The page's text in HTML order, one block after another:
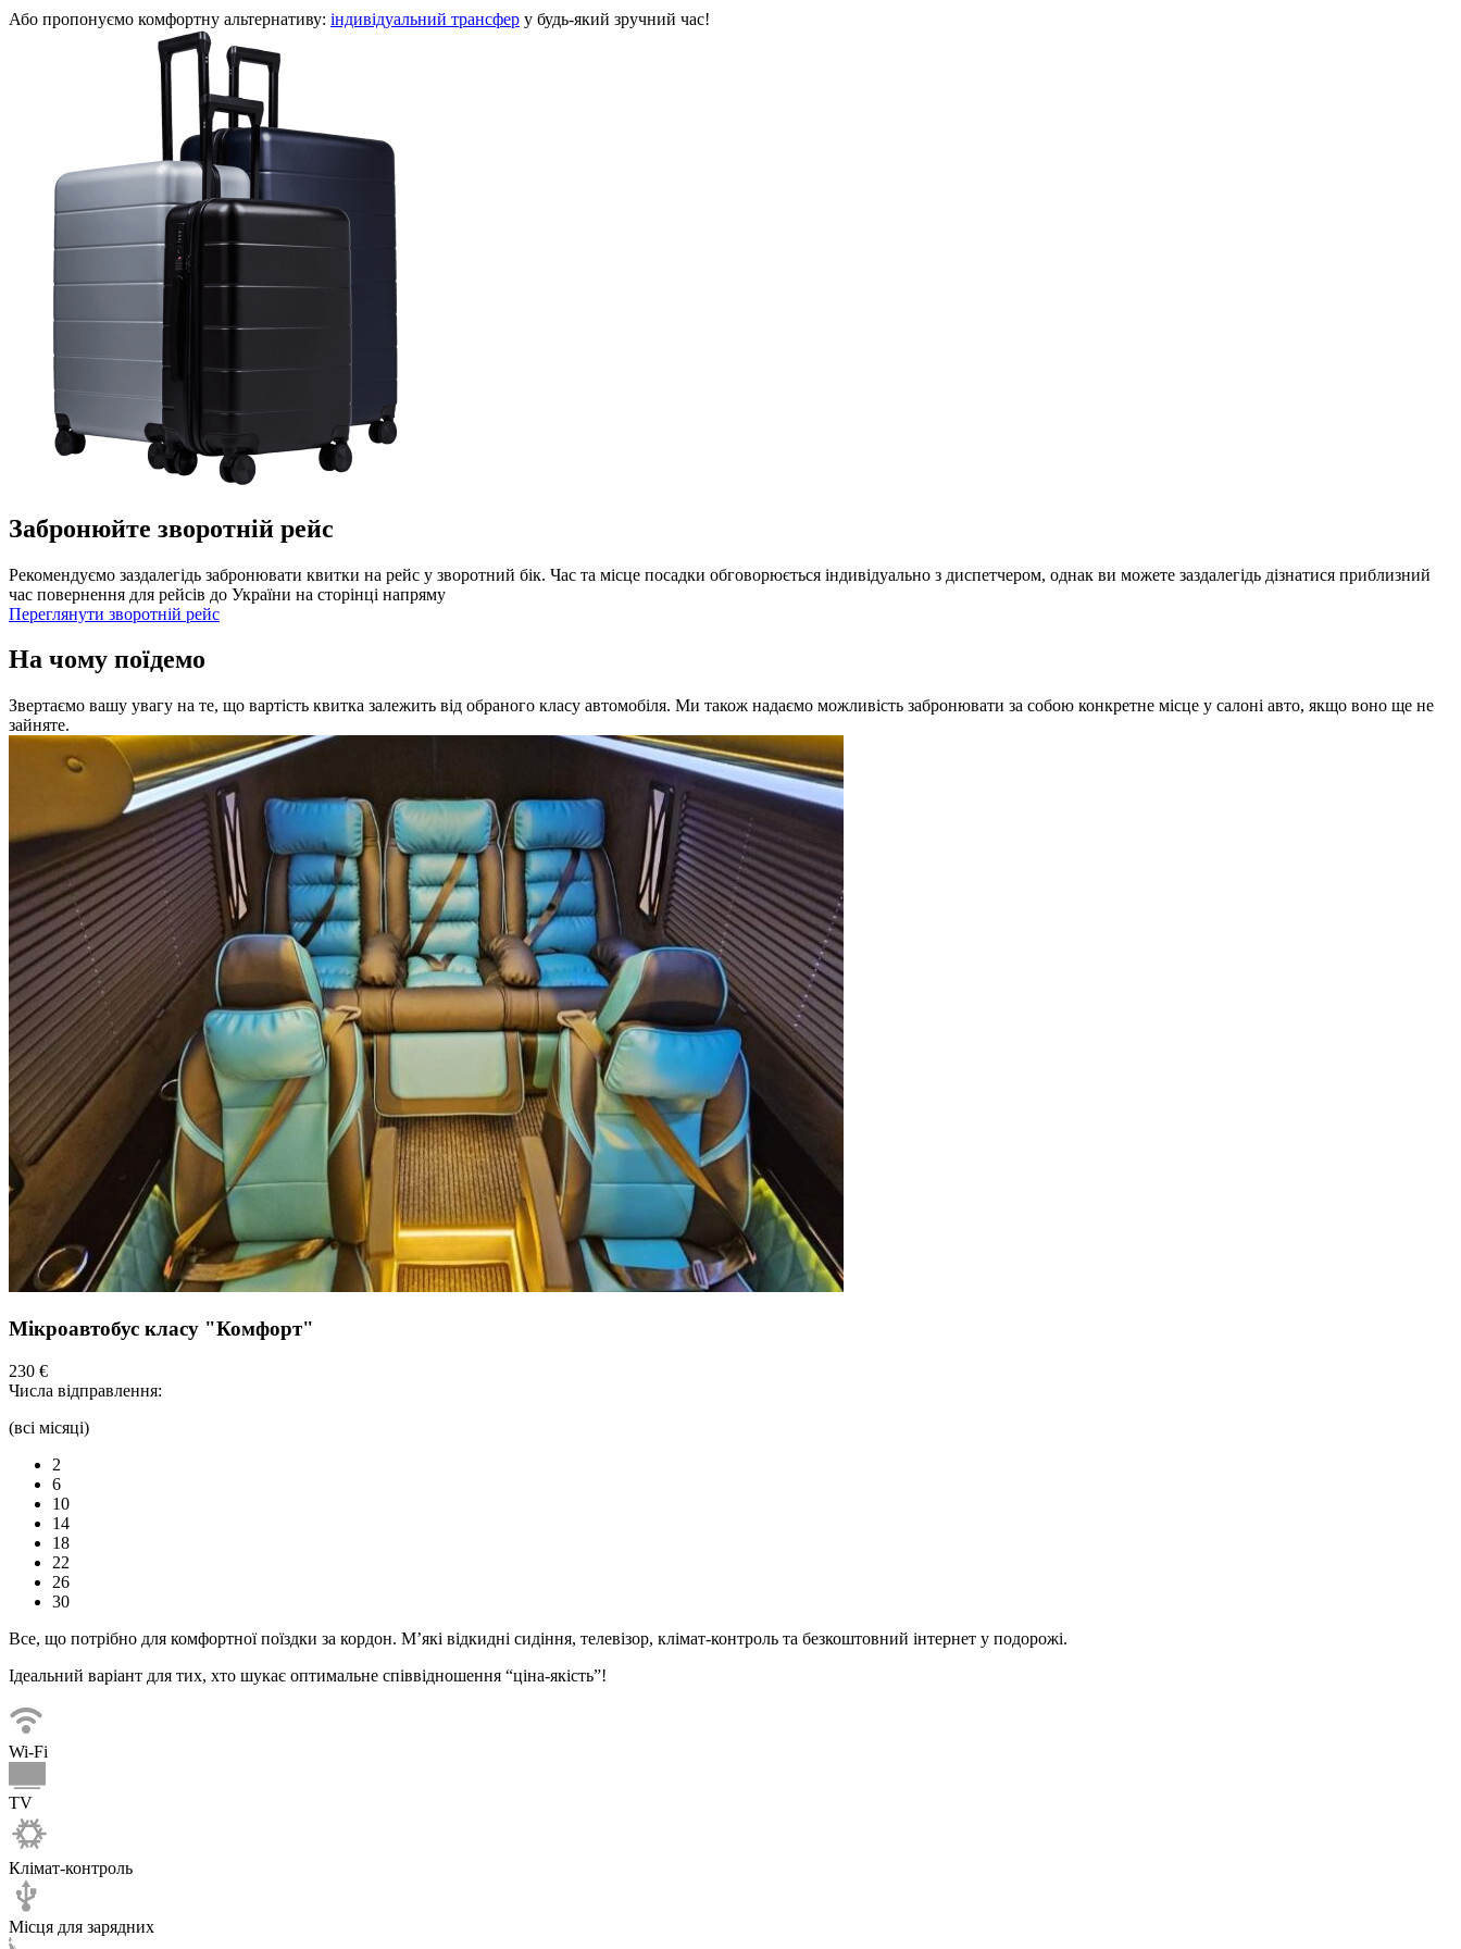
Або пропонуємо комфортну альтернативу: індивідуальний трансфер у будь-який зручний час!
Забронюйте зворотній рейс
Рекомендуємо заздалегідь забронювати квитки на рейс у зворотний бік. Час та місце посадки обговорюється індивідуально з диспетчером, однак ви можете заздалегідь дізнатися приблизний
час повернення для рейсів до України на сторінці напряму
Переглянути зворотній рейс
На чому поїдемо
Звертаємо вашу увагу на те, що вартість квитка залежить від обраного класу автомобіля. Ми також надаємо можливість забронювати за собою конкретне місце у салоні авто, якщо воно ще не
зайняте.
Мікроавтобус класу "Комфорт"
230 €
Числа відправлення:
(всі місяці)
2
6
10
14
18
22
26
30
Все, що потрібно для комфортноїпоїздки за кордон. М’які відкидні сидіння, телевізор, клімат-контроль та безкоштовний інтернет у подорожі.
Ідеальний варіант для тих, хто шукає оптимальне співвідношення “ціна-якість”!
Wi-Fi
TV
Клімат-контроль
Місця для зарядних